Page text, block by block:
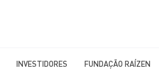
INVESTIDORES FUNDAÇÃO RAÍZEN